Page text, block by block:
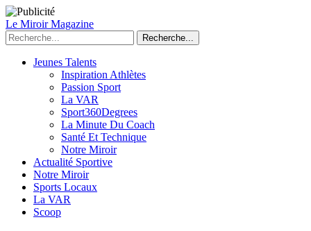
Le Miroir Magazine
Recherche...
Jeunes Talents
Inspiration Athlètes
Passion Sport
La VAR
Sport360Degrees
La Minute Du Coach
Santé Et Technique
Notre Miroir
Actualité Sportive
Notre Miroir
Sports Locaux
La VAR
Scoop